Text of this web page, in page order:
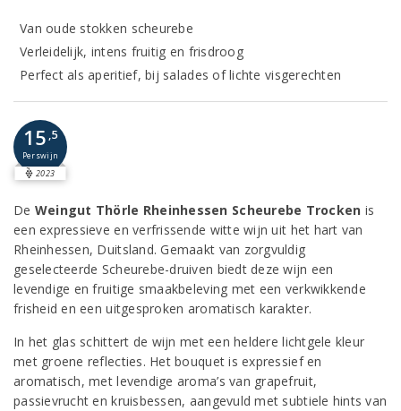
Van oude stokken scheurebe
Verleidelijk, intens fruitig en frisdroog
Perfect als aperitief, bij salades of lichte visgerechten
15 ,5
Perswijn
2023
De Weingut Thörle Rheinhessen Scheurebe Trocken is
een expressieve en verfrissende witte wijn uit het hart van
Rheinhessen, Duitsland. Gemaakt van zorgvuldig
geselecteerde Scheurebe-druiven biedt deze wijn een
levendige en fruitige smaakbeleving met een verkwikkende
frisheid en een uitgesproken aromatisch karakter.
In het glas schittert de wijn met een heldere lichtgele kleur
met groene reflecties. Het bouquet is expressief en
aromatisch, met levendige aroma’s van grapefruit,
passievrucht en kruisbessen, aangevuld met subtiele hints van